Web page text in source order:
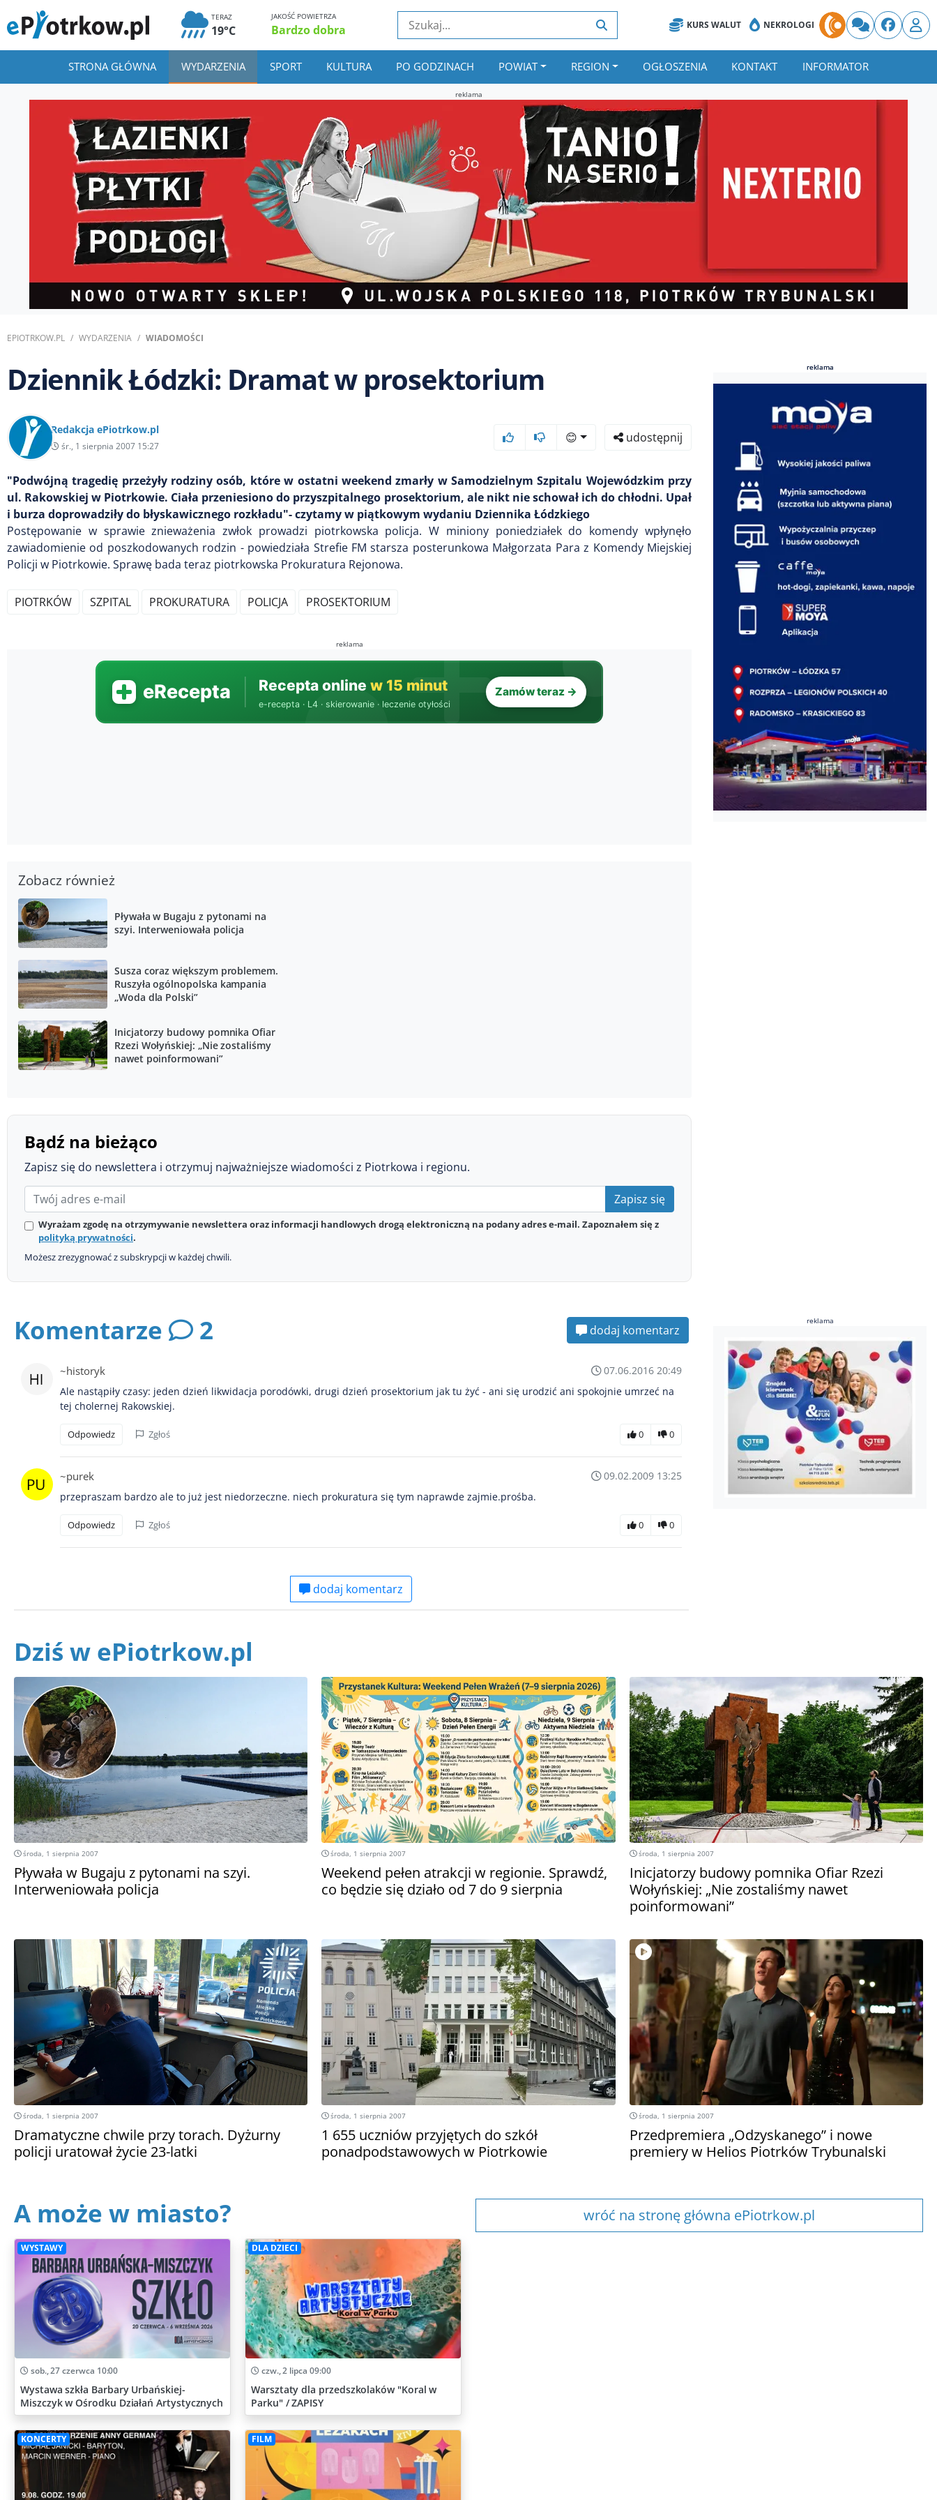
TERAZ
19°C
JAKOŚĆ POWIETRZA
Bardzo dobra KURS WALUT NEKROLOGI
STRONA GŁÓWNA WYDARZENIA SPORT KULTURA PO GODZINACH POWIAT REGION OGŁOSZENIA KONTAKT INFORMATOR
reklama
EPIOTRKOW.PL WYDARZENIA WIADOMOŚCI
Dziennik Łódzki: Dramat w prosektorium
Redakcja ePiotrkow.pl
śr., 1 sierpnia 2007 15:27
😊 udostępnij
"Podwójną tragedię przeżyły rodziny osób, które w ostatni weekend zmarły w Samodzielnym Szpitalu Wojewódzkim przy
ul. Rakowskiej w Piotrkowie. Ciała przeniesiono do przyszpitalnego prosektorium, ale nikt nie schował ich do chłodni. Upał
i burza doprowadziły do błyskawicznego rozkładu"- czytamy w piątkowym wydaniu Dziennika Łódzkiego
Postępowanie w sprawie znieważenia zwłok prowadzi piotrkowska policja. W miniony poniedziałek do komendy wpłynęło
zawiadomienie od poszkodowanych rodzin - powiedziała Strefie FM starsza posterunkowa Małgorzata Para z Komendy Miejskiej
Policji w Piotrkowie. Sprawę bada teraz piotrkowska Prokuratura Rejonowa.
PIOTRKÓW SZPITAL PROKURATURA POLICJA PROSEKTORIUM
reklama
Zobacz również
Pływała w Bugaju z pytonami na
szyi. Interweniowała policja
Susza coraz większym problemem.
Ruszyła ogólnopolska kampania
„Woda dla Polski”
Inicjatorzy budowy pomnika Ofiar
Rzezi Wołyńskiej: „Nie zostaliśmy
nawet poinformowani”
Bądź na bieżąco
Zapisz się do newslettera i otrzymuj najważniejsze wiadomości z Piotrkowa i regionu.
Zapisz się
Wyrażam zgodę na otrzymywanie newslettera oraz informacji handlowych drogą elektroniczną na podany adres e-mail. Zapoznałem się z
polityką prywatności.
Możesz zrezygnować z subskrypcji w każdej chwili.
reklama
reklama
Komentarze 2 dodaj komentarz
~historyk
07.06.2016 20:49
Ale nastąpiły czasy: jeden dzień likwidacja porodówki, drugi dzień prosektorium jak tu żyć - ani się urodzić ani spokojnie umrzeć na
tej cholernej Rakowskiej.
Odpowiedz Zgłoś 0 0
~purek
09.02.2009 13:25
przepraszam bardzo ale to już jest niedorzeczne. niech prokuratura się tym naprawde zajmie.prośba.
Odpowiedz Zgłoś 0 0
dodaj komentarz
reklama
Dziś w ePiotrkow.pl
środa, 1 sierpnia 2007
Pływała w Bugaju z pytonami na szyi.
Interweniowała policja
środa, 1 sierpnia 2007
Weekend pełen atrakcji w regionie. Sprawdź,
co będzie się działo od 7 do 9 sierpnia
środa, 1 sierpnia 2007
Inicjatorzy budowy pomnika Ofiar Rzezi
Wołyńskiej: „Nie zostaliśmy nawet
poinformowani”
środa, 1 sierpnia 2007
Dramatyczne chwile przy torach. Dyżurny
policji uratował życie 23-latki
środa, 1 sierpnia 2007
1 655 uczniów przyjętych do szkół
ponadpodstawowych w Piotrkowie
środa, 1 sierpnia 2007
Przedpremiera „Odzyskanego” i nowe
premiery w Helios Piotrków Trybunalski
A może w miasto?
WYSTAWY
sob., 27 czerwca 10:00
Wystawa szkła Barbary Urbańskiej-
Miszczyk w Ośrodku Działań Artystycznych
DLA DZIECI
czw., 2 lipca 09:00
Warsztaty dla przedszkolaków "Koral w
Parku" / ZAPISY
KONCERTY FILM
wróć na stronę główna ePiotrkow.pl